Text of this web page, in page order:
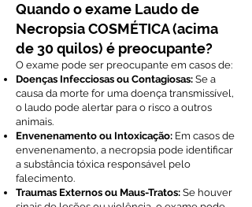
Quando o exame Laudo de
Necropsia COSMÉTICA (acima
de 30 quilos) é preocupante?
O exame pode ser preocupante em casos de:
Doenças Infecciosas ou Contagiosas: Se a
causa da morte for uma doença transmissível,
o laudo pode alertar para o risco a outros
animais.
Envenenamento ou Intoxicação: Em casos de
envenenamento, a necropsia pode identificar
a substância tóxica responsável pelo
falecimento.
Traumas Externos ou Maus-Tratos: Se houver